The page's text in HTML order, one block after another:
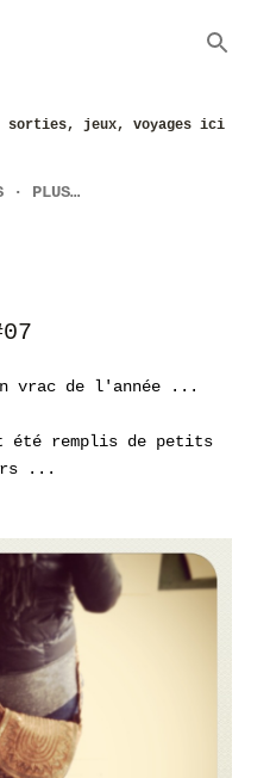
jeux, voyages ici
PLUS…
vrac de l'année ...
été remplis de petits
...